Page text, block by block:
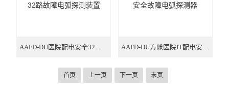
AAFD-DU医院配电安全32路故障电弧探测装置 AAFD-DU方舱医院IT配电安全故障电弧探测器
首页 上一页 下一页 末页